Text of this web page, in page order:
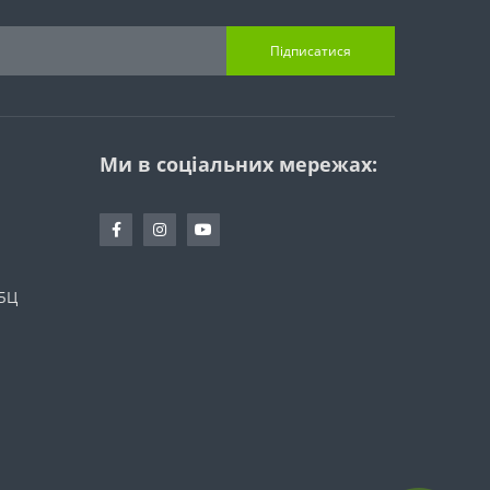
Підписатися
Ми в соціальних мережах: